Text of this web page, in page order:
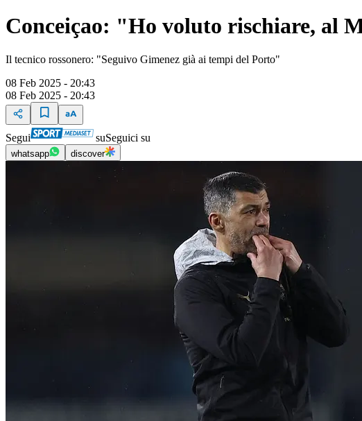
Conceiçao: "Ho voluto rischiare, al
Il tecnico rossonero: "Seguivo Gimenez già ai tempi del Porto"
08 Feb 2025 - 20:43
08 Feb 2025 - 20:43
Segui suSeguici su
whatsapp discover